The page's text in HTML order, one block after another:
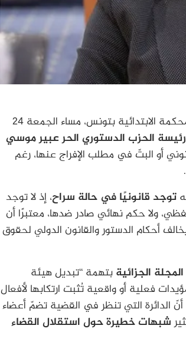
– قرّرت الدائرة الجنائية بالمحكمة الابتدائية بتونس، مساء الجمعة 24
الحزب الدستوري الحر عبير موسي
أو البتّ في مطلب الإفراج عنها، رغم
.
توجد قانونيًا في حالة سراح، إذ لا توجد
ولا حكم نهائي صادر ضدها، معتبرًا أن
أحكام الدستور والقانون الدولي لحقوق
بتهمة “تبديل هيئة
فعلية أو واقعية تُثبت ارتكابها لأفعال
الدائرة التي تنظر في القضية تضمّ أعضاء
شبهات خطيرة حول استقلال القضاء